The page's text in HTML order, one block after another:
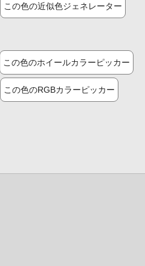
この色の近似色ジェネレーター
この色のホイールカラーピッカー
この色のRGBカラーピッカー